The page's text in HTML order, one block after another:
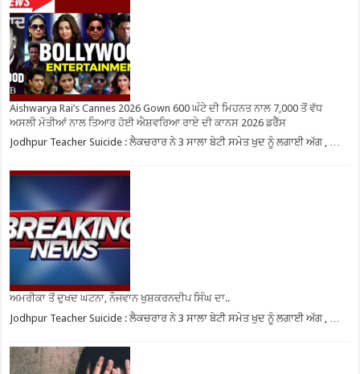
Aishwarya Rai’s Cannes 2026 Gown 600 ਘੰਟੇ ਦੀ ਮਿਹਨਤ ਨਾਲ 7,000 ਤੋਂ ਵੱਧ
ਅਸਲੀ ਮੋਤੀਆਂ ਨਾਲ ਤਿਆਰ ਹੋਈ ਐਸ਼ਵਰਿਆ ਰਾਏ ਦੀ ਕਾਨਸ 2026 ਡਰੈੱਸ
Jodhpur Teacher Suicide : ਲੈਕਚਰਾਰ ਨੇ 3 ਸਾਲਾ ਬੇਟੀ ਸਮੇਤ ਖੁਦ ਨੂੰ ਲਗਾਈ ਅੱਗ , …
ਅਮਰੀਕਾ ਤੋਂ ਦੁਖਦ ਘਟਨਾ, ਨੌਜਵਾਨ ਖੁਸ਼ਕਰਨਦੀਪ ਸਿੰਘ ਦਾ..
Jodhpur Teacher Suicide : ਲੈਕਚਰਾਰ ਨੇ 3 ਸਾਲਾ ਬੇਟੀ ਸਮੇਤ ਖੁਦ ਨੂੰ ਲਗਾਈ ਅੱਗ , …